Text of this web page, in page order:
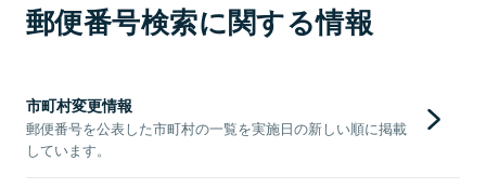
郵便番号検索に関する情報
市町村変更情報
郵便番号を公表した市町村の一覧を実施日の新しい順に掲載
しています。